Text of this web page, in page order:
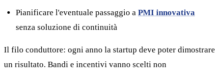
Pianificare l'eventuale passaggio a PMI innovativa
senza soluzione di continuità
Il filo conduttore: ogni anno la startup deve poter dimostrare
un risultato. Bandi e incentivi vanno scelti non